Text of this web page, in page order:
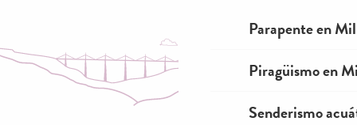
Parapente en
Piragüismo en
Senderismo
Journées Européennes du Patrimoine - Jardins de
Festival Sites & Sons 2026 - 13 août - Hameau de la
Colo de cirque et nature sur le Causse Noir - Anima
Festival de poche "Qui l'eût cru?" Théâtre de rue -